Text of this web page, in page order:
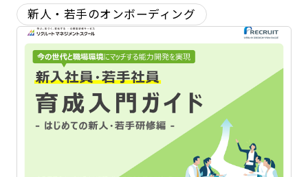
新人・若手のオンボーディング